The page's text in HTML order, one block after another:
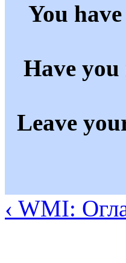
You
Have you
Leave
‹ WMI: